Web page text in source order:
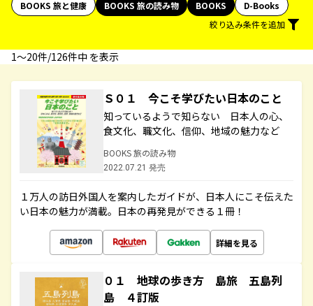
BOOKS 旅と健康
BOOKS 旅の読み物 BOOKS
D-Books
絞り込み条件を追加
1〜20件/126件中 を表示
Ｓ０１ 今こそ学びたい日本のこと
知っているようで知らない 日本人の心、
食文化、職文化、信仰、地域の魅力など
BOOKS 旅の読み物
2022.07.21 発売
１万人の訪日外国人を案内したガイドが、日本人にこそ伝えた
い日本の魅力が満載。日本の再発見ができる１冊！
詳細を見る
０１ 地球の歩き方 島旅 五島列
島 ４訂版